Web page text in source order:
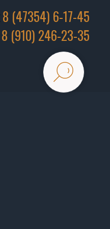
8 (47354) 6-17-45
8 (910) 246-23-35